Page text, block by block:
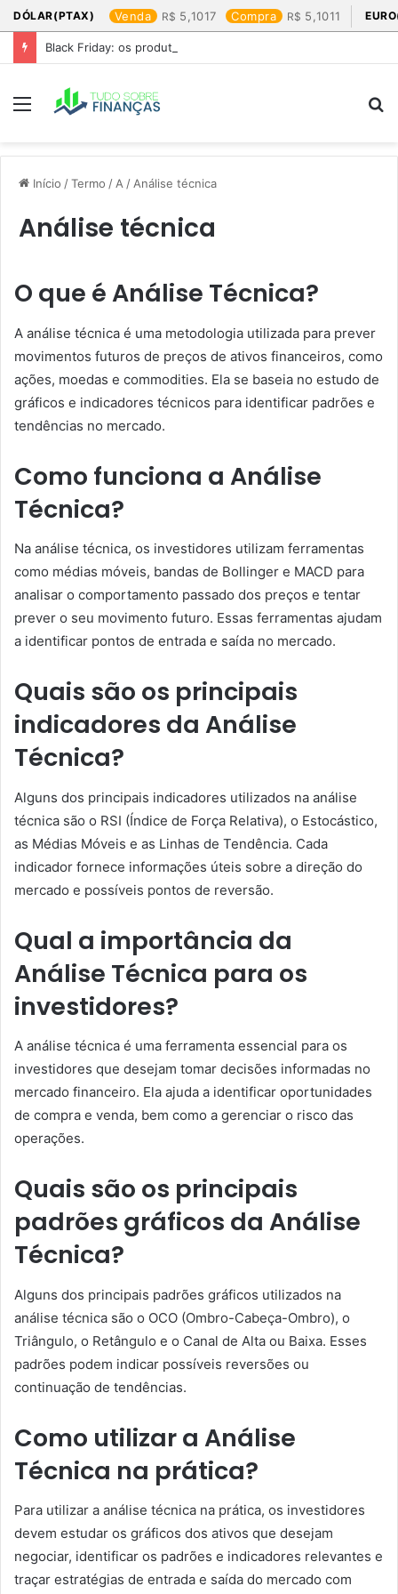
DÓLAR(PTAX) Venda 5,1017 Compra 5,1011
Black Friday: os produtos que mais valem a pena
Menu
Início /Termo / A / Análise técnica
Análise técnica
O que é Análise Técnica?
A análise técnica é uma metodologia utilizada para prever
movimentos futuros de preços de ativos financeiros, como
ações, moedas e commodities. Ela se baseia no estudo de
gráficos e indicadores técnicos para identificar padrões e
tendências no mercado.
Como funciona a Análise
Técnica?
Na análise técnica, os investidores utilizam ferramentas
como médias móveis, bandas de Bollinger e MACD para
analisar o comportamento passado dos preços e tentar
prever o seu movimento futuro. Essas ferramentas ajudam
a identificar pontos de entrada e saída no mercado.
Quais são os principais
indicadores da Análise
Técnica?
Alguns dos principais indicadores utilizados na análise
técnica são o RSI (Índice de Força Relativa), o Estocástico,
as Médias Móveis e as Linhas de Tendência. Cada
indicador fornece informações úteis sobre a direção do
mercado e possíveis pontos de reversão.
Qual a importância da
Análise Técnica para os
investidores?
A análise técnica é uma ferramenta essencial para os
investidores que desejam tomar decisões informadas no
mercado financeiro. Ela ajuda a identificar oportunidades
de compra e venda, bem como a gerenciar o risco das
operações.
Quais são os principais
padrões gráficos da Análise
Técnica?
Alguns dos principais padrões gráficos utilizados na
análise técnica são o OCO (Ombro-Cabeça-Ombro), o
Triângulo, o Retângulo e o Canal de Alta ou Baixa. Esses
padrões podem indicar possíveis reversões ou
continuação de tendências.
Como utilizar a Análise
Técnica na prática?
Para utilizar a análise técnica na prática, os investidores
devem estudar os gráficos dos ativos que desejam
negociar, identificar os padrões e indicadores relevantes e
traçar estratégias de entrada e saída do mercado com